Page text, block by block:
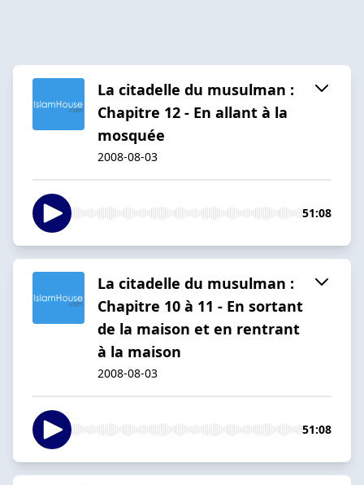
La citadelle du musulman :
Chapitre 12 - En allant à la
mosquée
2008-08-03
51:08
La citadelle du musulman :
Chapitre 10 à 11 - En sortant
de la maison et en rentrant
à la maison
2008-08-03
51:08